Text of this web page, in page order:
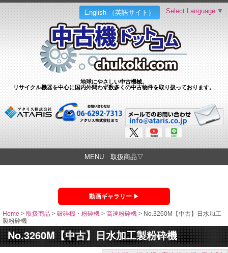
English （英語サイト）
地球にやさしい中古機械。
リサイクル機器を中心に国内外問わず数多くの中古物件を取り扱っております。
Select Language ▼
MENU 取扱商品▽
動画ギャラリー
Home > 取扱商品 > 破砕機・粉砕機 > 高速粉砕機 > No.3260M【中古】日水加工
製粉砕機
No.3260M【中古】日水加工製粉砕機